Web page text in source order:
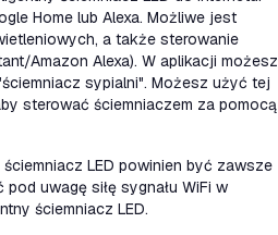
Home lub Alexa. Możliwe jest
a także sterowanie
Amazon Alexa). W aplikacji możesz
sypialni". Możesz użyć tej
sterować ściemniaczem za pomocą
LED powinien być zawsze
uwagę siłę sygnału WiFi w
ściemniacz LED.